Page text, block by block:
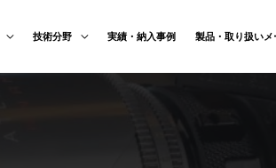
技術分野 実績・納入事例 製品・取り扱いメ